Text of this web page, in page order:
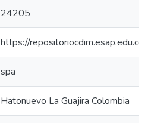
24205
https://
spa
Hatonuevo La Guajira Colombia